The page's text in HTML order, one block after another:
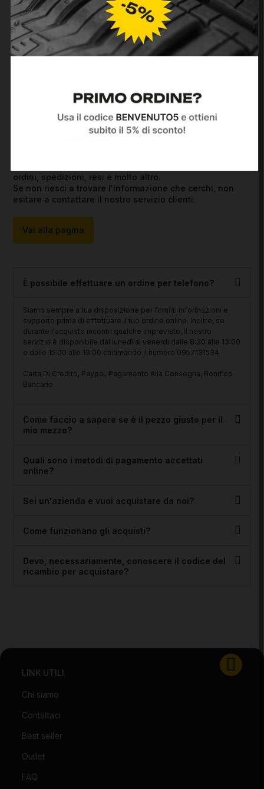
ricambi?
Compila il form e il nostro team ti risponderà al più
presto.
ordini, spedizioni, resi e molto altro.
Se non riesci a trovare l'informazione che cerchi, non
esitare a contattare il nostro servizio clienti.
Vai alla pagina
È possibile effettuare un ordine per telefono?
Siamo sempre a tua disposizione per fornirti informazioni e
supporto prima di effettuare il tuo ordine online. Inoltre, se
durante l'acquisto incontri qualche imprevisto, Il nostro
servizio è disponibile dal lunedì al venerdi dalle 8:30 alle 13:00
e dalle 15:00 alle 19:00 chiamando il numero 0957131534
Carta Di Credito, Paypal, Pagamento Alla Consegna, Bonifico
Bancario
Come faccio a sapere se è il pezzo giusto per il
mio mezzo?
Quali sono i metodi di pagamento accettati
online?
Sei un'azienda e vuoi acquistare da noi?
Come funzionano gli acquisti?
Devo, necessariamente, conoscere il codice del
ricambio per acquistare?
LINK UTILI
Chi siamo
Contattaci
Best seller
Outlet
FAQ